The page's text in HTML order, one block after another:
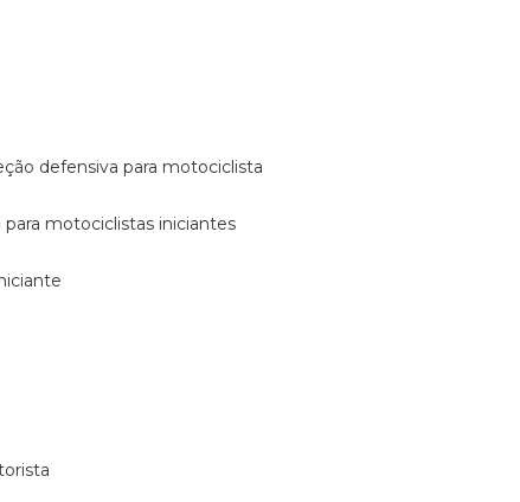
defensiva para motociclista
para motociclistas iniciantes